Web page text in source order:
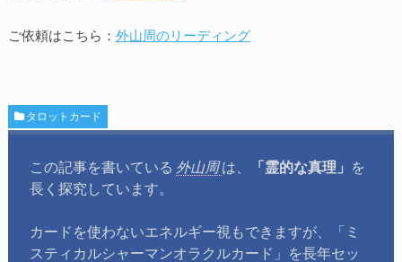
ご依頼はこちら： 外山周のリーディング
タロットカード
この記事を書いている 外山周は、 「霊的な真理」 を
長く探究しています。
カードを使わないエネルギー視もできますが、「ミ
スティカルシャーマンオラクルカード」を長年セッ